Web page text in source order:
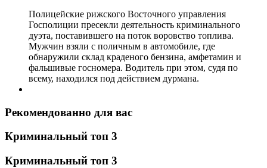
Полицейские рижского Восточного управления
Госполиции пресекли деятельность криминального
дуэта, поставившего на поток воровство топлива.
Мужчин взяли с поличным в автомобиле, где
обнаружили склад краденого бензина, амфетамин и
фальшивые госномера. Водитель при этом, судя по
всему, находился под действием дурмана.
Рекомендованно для вас
Криминальный топ 3
Криминальный топ 3